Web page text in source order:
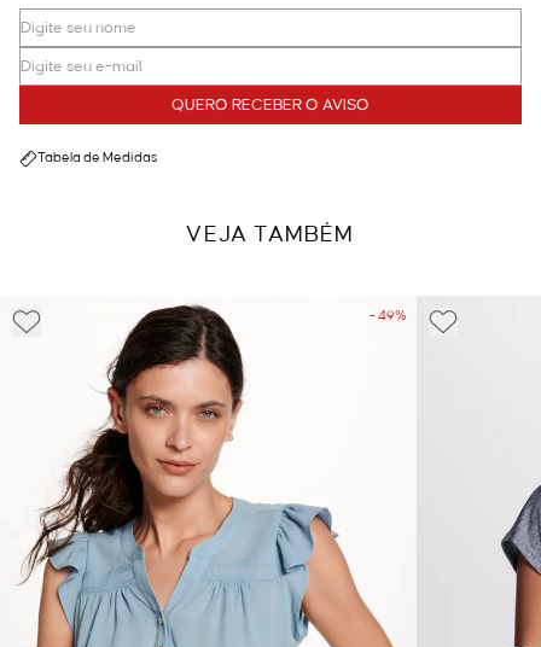
QUERO RECEBER O AVISO
Tabela de Medidas
VEJA TAMBÉM
- 49%